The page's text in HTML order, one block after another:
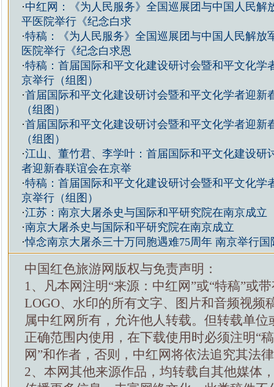
·中红网：《为人民服务》全国巡展团与中国人民解
平医院举行《纪念白求
·特稿：《为人民服务》全国巡展团与中国人民解放
医院举行《纪念白求恩
·特稿：首届国际和平文化建设研讨会暨和平文化学
京举行（组图）
·首届国际和平文化建设研讨会暨和平文化学者迎新
（组图）
·首届国际和平文化建设研讨会暨和平文化学者迎新
（组图）
·江山、董竹君、李学叶：首届国际和平文化建设研
者迎新春联谊会在京举
·特稿：首届国际和平文化建设研讨会暨和平文化学
京举行（组图）
·江苏：南京大屠杀史与国际和平研究院在南京成立
·南京大屠杀史与国际和平研究院在南京成立
·悼念南京大屠杀三十万同胞遇难75周年 南京举行国
中国红色旅游网版权与免责声明：
1、凡本网注明“来源：中红网”或“特稿”或
LOGO、水印的所有文字、图片和音频视频
属中红网所有，允许他人转载。但转载单位
正确范围内使用，在下载使用时必须注明“
网”和作者，否则，中红网将依法追究其法
2、本网其他来源作品，均转载自其他媒体